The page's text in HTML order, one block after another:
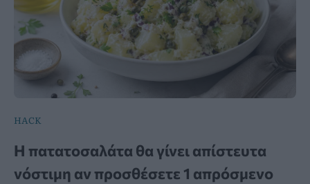
HACK
Η πατατοσαλάτα θα γίνει απίστευτα
νόστιμη αν προσθέσετε 1 απρόσμενο